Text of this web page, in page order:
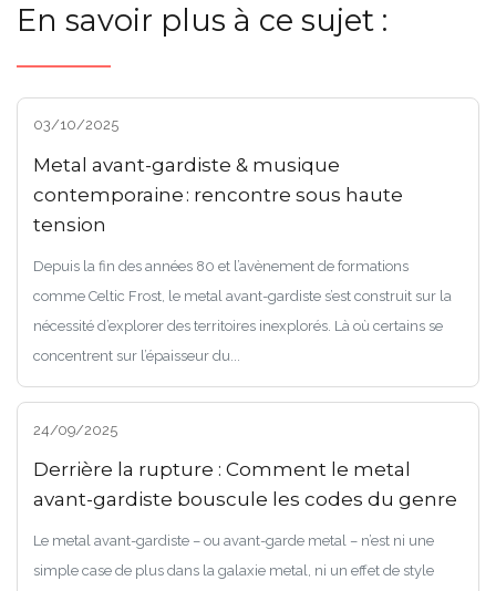
En savoir plus à ce sujet :
03/10/2025
Metal avant-gardiste & musique
contemporaine : rencontre sous haute
tension
Depuis la fin des années 80 et l’avènement de formations
comme Celtic Frost, le metal avant-gardiste s’est construit sur la
nécessité d’explorer des territoires inexplorés. Là où certains se
concentrent sur l’épaisseur du...
24/09/2025
Derrière la rupture : Comment le metal
avant-gardiste bouscule les codes du genre
Le metal avant-gardiste – ou avant-garde metal – n’est ni une
simple case de plus dans la galaxie metal, ni un effet de style